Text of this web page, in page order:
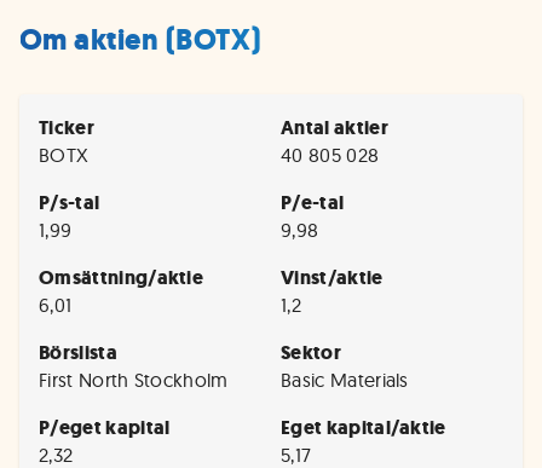
Om aktien (BOTX)
Ticker
BOTX
Antal aktier
40 805 028
P/s-tal
1,99
P/e-tal
9,98
Omsättning/aktie
6,01
Vinst/aktie
1,2
Börslista
First North Stockholm
Sektor
Basic Materials
P/eget kapital
2,32
Eget kapital/aktie
5,17